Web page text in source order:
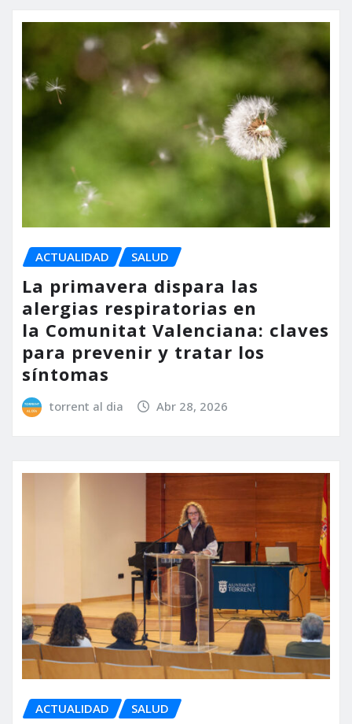
ACTUALIDAD SALUD
La primavera dispara las
alergias respiratorias en
la Comunitat Valenciana: claves
para prevenir y tratar los
síntomas
torrent al dia Abr 28, 2026
ACTUALIDAD SALUD